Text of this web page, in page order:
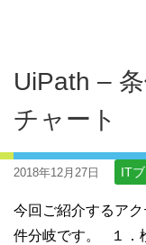
UiPath –
チャート
2018年12月27日 IT
今回ご紹介するア
件分岐です。 １．